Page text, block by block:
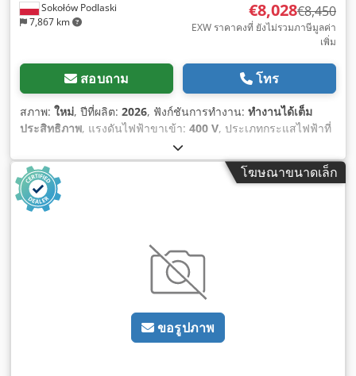
Sokołów Podlaski
7,867 km
€8,028€8,450
EXW ราคาคงที่ ยังไม่รวมภาษีมูลค่า
เพิ่ม
สอบถาม โทร
สภาพ: ใหม่, ปีที่ผลิต: 2026, ฟังก์ชันการทำงาน: ทำงานได้เต็ม
ประสิทธิภาพ, แรงดันไฟฟ้าขาเข้า: 400 V, ประเภทกระแสไฟฟ้าที่
, ความสูงในการตัด (สูงสุด):
สูงสุดของการตัด:330 มม, ประเภทการควบคุม:การควบคุม CNC,
ประเภทการกระตุ้น:
, ความเร็วรอบ (สูงสุด):85 รอบ/นาที,
ความเร็วรอบ (ต่ำสุด):
ความยาวทั้งหมด:
ความเร็วรอบปรับเปลี่ยนได้แบบไม่จำกัด, เครื่องหมาย CE, เบรก
เครื่องยนต์, เอกสารประกอบ / คู่มือ, ไฟส่องสว่าง
โฆษณาขนาดเล็ก
ขอรูปภาพ